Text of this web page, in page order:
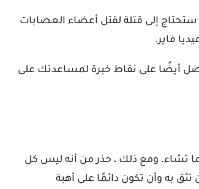
إلى قتلة لقتل أعضاء العصابات
أيضًا على نقاط خبرة لمساعدتك على
تشاء. ومع ذلك ، حذر من أنه ليس كل
به وأن تكون دائمًا على أهبة